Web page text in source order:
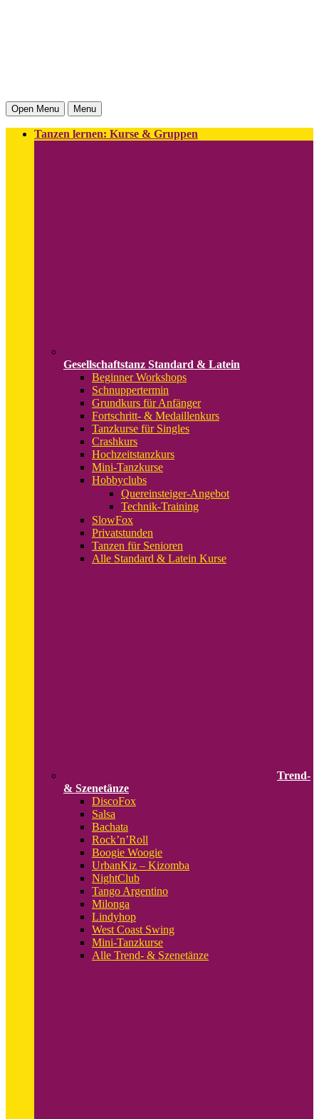
Open Menu Menu
Tanzen lernen: Kurse & Gruppen
Gesellschaftstanz Standard & Latein
Beginner Workshops
Schnuppertermin
Grundkurs für Anfänger
Fortschritt- & Medaillenkurs
Tanzkurse für Singles
Crashkurs
Hochzeitstanzkurs
Mini-Tanzkurse
Hobbyclubs
Quereinsteiger-Angebot
Technik-Training
SlowFox
Privatstunden
Tanzen für Senioren
Alle Standard & Latein Kurse
Trend-
& Szenetänze
DiscoFox
Salsa
Bachata
Rock’n’Roll
Boogie Woogie
UrbanKiz – Kizomba
NightClub
Tango Argentino
Milonga
Lindyhop
West Coast Swing
Mini-Tanzkurse
Alle Trend- & Szenetänze